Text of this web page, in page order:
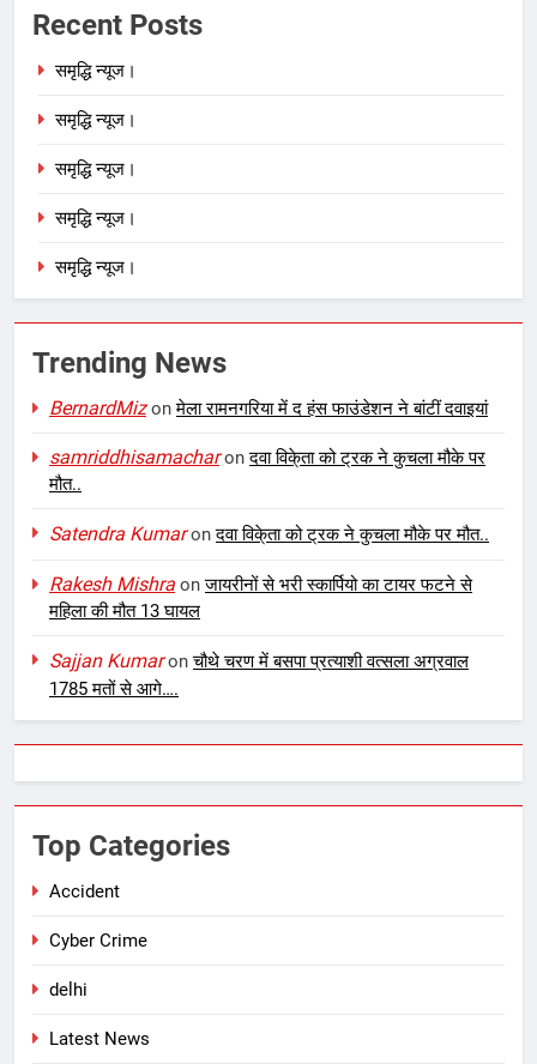
Recent Posts
समृद्धि न्यूज।
समृद्धि न्यूज।
समृद्धि न्यूज।
समृद्धि न्यूज।
समृद्धि न्यूज।
Trending News
BernardMizonमेला रामनगरिया में द हंस फाउंडेशन ने बांटीं दवाइयां
samriddhisamacharonदवा विके्ता को ट्रक ने कुचला मौके पर
मौत..
Satendra Kumaronदवा विके्ता को ट्रक ने कुचला मौके पर मौत..
Rakesh Mishra onजायरीनों से भरी स्कार्पियो का टायर फटने से
महिला की मौत 13 घायल
Sajjan Kumaronचौथे चरण में बसपा प्रत्याशी वत्सला अग्रवाल
1785 मतों से आगे….
Top Categories
Accident
Cyber Crime
delhi
Latest News